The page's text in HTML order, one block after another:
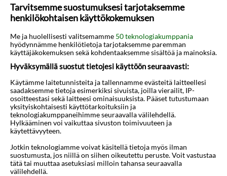
Millaiset ostosmahdollisuudet kaupungissa
on?
on matkamuistomyymälöitä, apteekkeja ja
ruokakauppoja. Paikallisia tuotteita, kuten
mastiksituotteita, oliiviöljyä ja hunajaa, ostetaan
usein tuliaisiksi.
Onko tinkaaminen yleistä kaupoissa?
Tinkaaminen ei ole tavallista kaupoissa.
Markkinoilla ja joissakin kojuissa voi saada pieniä
alennuksia, mutta suurin osa tuotteista myydään
kiinteillä hinnoilla.
Tarvitsemme suostumuksesi tarjotaksemme
henkilökohtaisen käyttökokemuksen
Me ja huolellisesti valitsemamme 50 teknologiakumppania
hyödynnämme henkilötietoja tarjotaksemme paremman
käyttäjäkokemuksen sekä kohdentaaksemme sisältöä ja mainoksia.
Hyväksymällä suostut tietojesi käyttöön seuraavasti:
Käytämme laitetunnisteita ja tallennamme evästeitä laitteellesi
saadaksemme tietoja esimerkiksi sivuista, joilla vierailit, IP-
osoitteestasi sekä laitteesi ominaisuuksista. Pääset tutustumaan
yksityiskohtaisesti käyttötarkoituksiin ja
teknologiakumppaneihimme seuraavalla välilehdellä.
Hylkääminen voi vaikuttaa sivuston toimivuuteen ja
käytettävyyteen.
Jotkin teknologiamme voivat käsitellä tietoja myös ilman
suostumusta, jos niillä on siihen oikeutettu peruste. Voit vastustaa
tätä tai muuttaa asetuksiasi milloin tahansa seuraavalla
välilehdellä.